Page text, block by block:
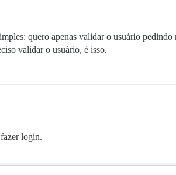
quero apenas validar o usuário pedindo
validar o usuário, é isso.
login.